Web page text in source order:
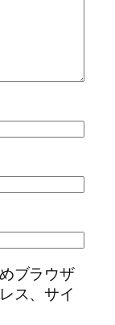
ブラウザ
ス、サイ